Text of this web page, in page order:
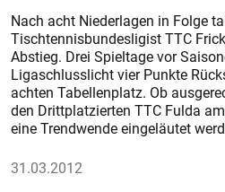
Nach acht Niederlagen in Folge
Tischtennisbundesligist TTC
Abstieg. Drei Spieltage vor
Ligaschlusslicht vier Punkte
achten Tabellenplatz. Ob
den Drittplatzierten TTC Fulda
eine Trendwende eingeläutet
31.03.2012